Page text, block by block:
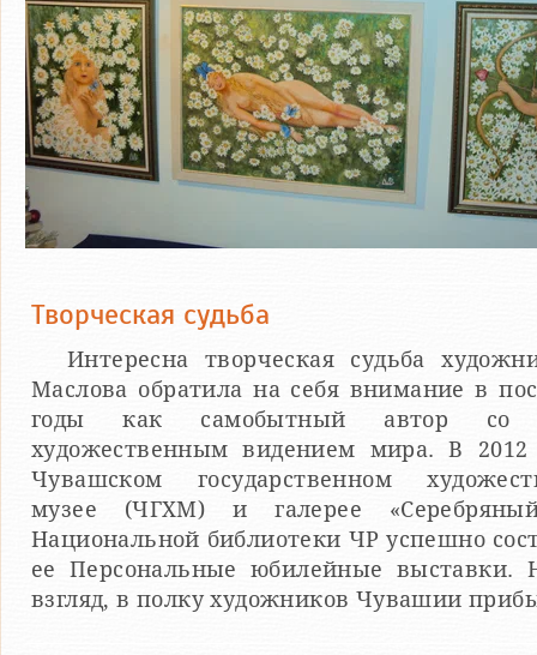
Творческая судьба
Интересна творческая судьба
Маслова обратила на себя внимание в
годы как самобытный автор со
художественным видением мира. В 2012
Чувашском государственном
музее (ЧГХМ) и галерее
Национальной библиотеки ЧР успешно
ее Персональные юбилейные выставки.
взгляд, в полку художников Чувашии